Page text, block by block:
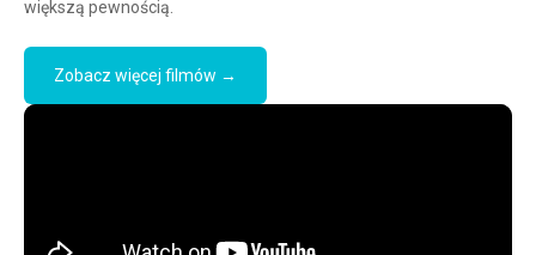
większą pewnością.
Zobacz więcej filmów →